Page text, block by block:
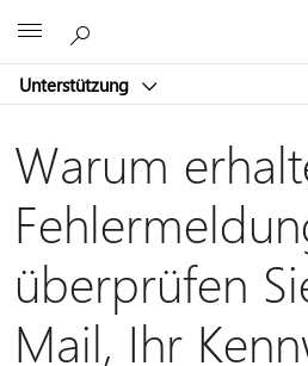
Unterstützung
Warum
überprüfen
Mail, Ihr